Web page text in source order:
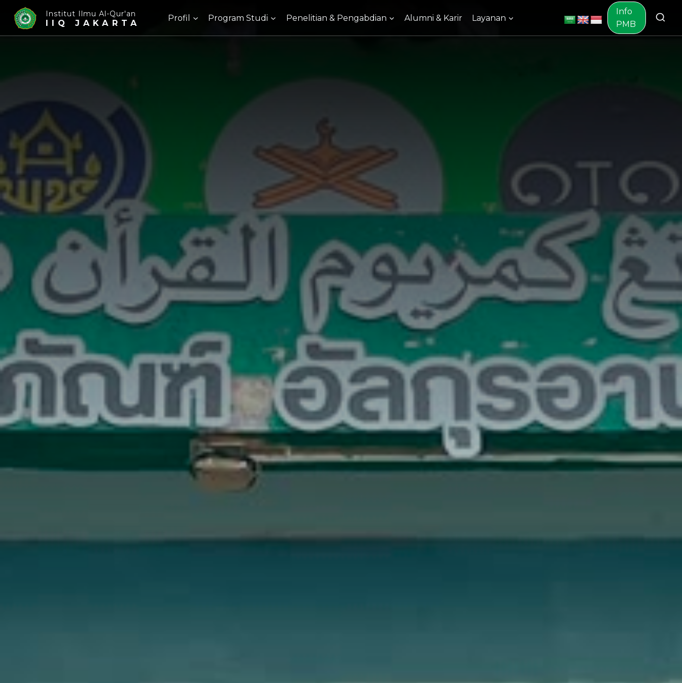
Institut Ilmu Al-Qur'an
IIQ JAKARTA
Profil Program Studi Penelitian & Pengabdian Alumni & Karir Layanan
Info
PMB